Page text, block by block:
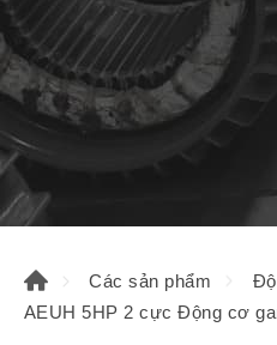
Các sản phẩm
AEUH 5HP 2 cực Động cơ